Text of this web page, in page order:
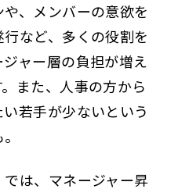
、メンバーの意欲を
など、多くの役割を
ャー層の負担が増え
また、人事の方から
若手が少ないという
は、マネージャー昇